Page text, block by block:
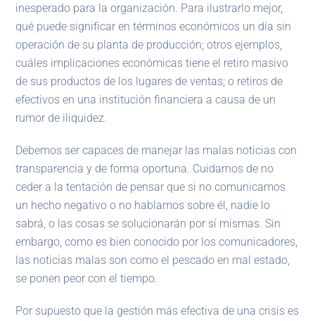
inesperado para la organización. Para ilustrarlo mejor,
qué puede significar en términos económicos un día sin
operación de su planta de producción; otros ejemplos,
cuáles implicaciones económicas tiene el retiro masivo
de sus productos de los lugares de ventas; o retiros de
efectivos en una institución financiera a causa de un
rumor de iliquidez.
Debemos ser capaces de manejar las malas noticias con
transparencia y de forma oportuna. Cuidarnos de no
ceder a la tentación de pensar que si no comunicamos
un hecho negativo o no hablamos sobre él, nadie lo
sabrá, o las cosas se solucionarán por sí mismas. Sin
embargo, como es bien conocido por los comunicadores,
las noticias malas son como el pescado en mal estado,
se ponen peor con el tiempo.
Por supuesto que la gestión más efectiva de una crisis es